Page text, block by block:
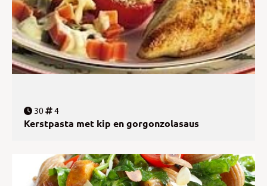
30 4
Kerstpasta met kip en gorgonzolasaus